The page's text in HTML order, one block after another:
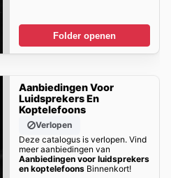
Folder openen
Aanbiedingen Voor
Luidsprekers En
Koptelefoons
Verlopen
Deze catalogus is verlopen. Vind
meer aanbiedingen van
Aanbiedingen voor luidsprekers
en koptelefoonsBinnenkort!